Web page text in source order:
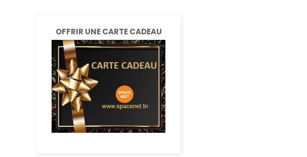
OFFRIR UNE CARTE CADEAU